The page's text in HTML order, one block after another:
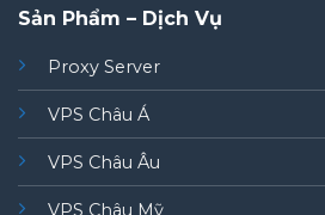
Sản Phẩm – Dịch Vụ
Proxy Server
VPS Châu Á
VPS Châu Âu
VPS Châu Mỹ